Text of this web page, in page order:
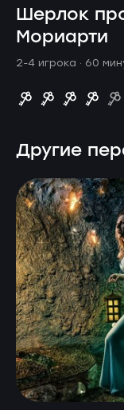
Шерлок
Мориарти
2-4 игрока · 60
Другие